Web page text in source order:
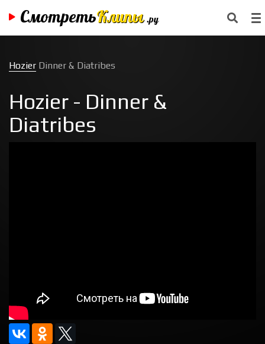
СмотретьКлипы .ру
Hozier Dinner & Diatribes
Hozier - Dinner &
Diatribes